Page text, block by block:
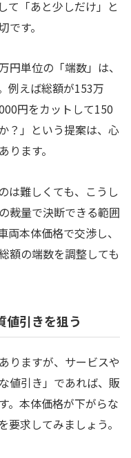
て「あと少しだけ」と
す。
円単位の「端数」は、
例えば総額が153万
円をカットして150
？」という提案は、心
ます。
は難しくても、こうし
裁量で決断できる範囲
本体価格で交渉し、
額の端数を調整しても
値引きを狙う
りますが、サービスや
値引き」であれば、販
。本体価格が下がらな
求してみましょう。